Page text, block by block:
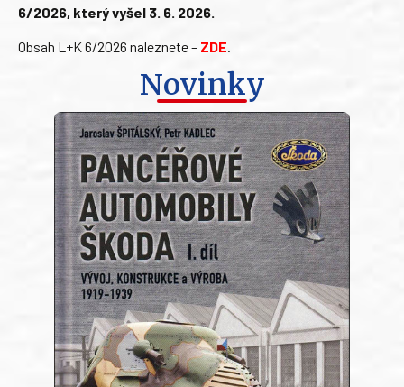
6/2026, který vyšel 3. 6. 2026.
Obsah L+K 6/2026 naleznete – ZDE.
Novinky